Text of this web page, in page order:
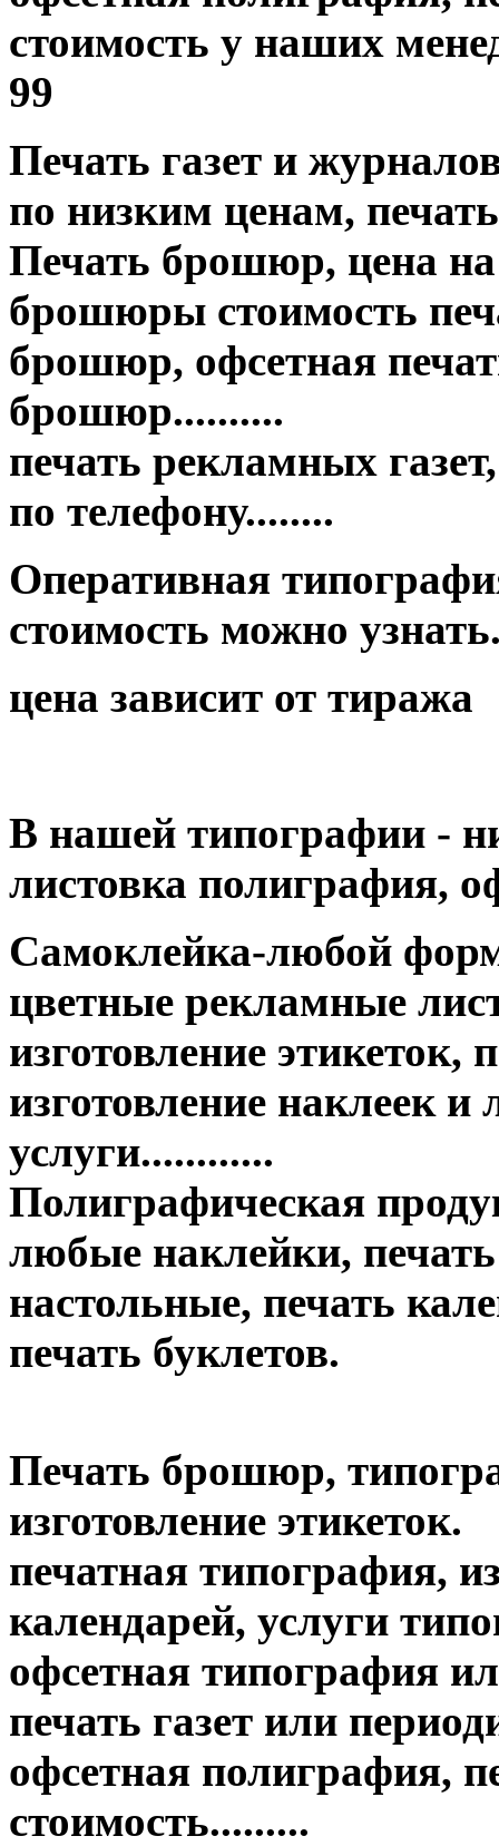
стоимость у наших
99
Печать газет и
по низким ценам,
Печать брошюр, цена
брошюры стоимость
брошюр, офсетная
брошюр..........
печать рекламных
по телефону........
Оперативная
стоимость можно
цена зависит от тиража
В нашей типографии -
листовка полиграфия,
Самоклейка-любой
цветные рекламные
изготовление этикеток,
изготовление наклеек
услуги............
Полиграфическая
любые наклейки,
настольные, печать
печать буклетов.
Печать брошюр,
изготовление этикеток.
печатная типография,
календарей, услуги
офсетная типография
печать газет или
офсетная полиграфия,
стоимость.........